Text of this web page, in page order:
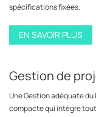
spécifications fixées.
EN SAVOIR PLUS
Gestion de
Une Gestion adéquate
compacte qui intègre